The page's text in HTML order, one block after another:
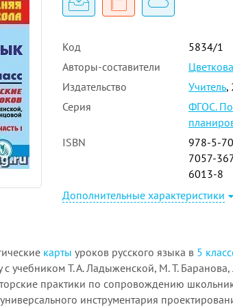
Код
5834/1
Авторы-составители
Издательство
Учитель,
Серия
ФГОС.
ISBN
978-5-
7057-
6013-8
Дополнительные характеристики
карты уроков русского языка в 5
учебником Т. А. Ладыженской, М. Т. Баранова,
практики по сопровождению
инструментария